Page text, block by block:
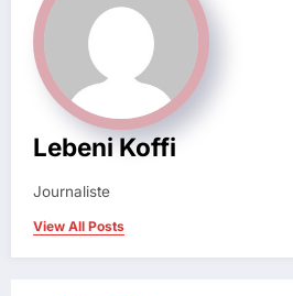
Lebeni Koffi
Journaliste
View All Posts